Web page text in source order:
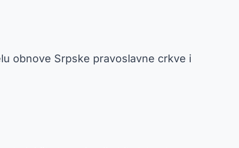
obnove Srpske pravoslavne crkve i